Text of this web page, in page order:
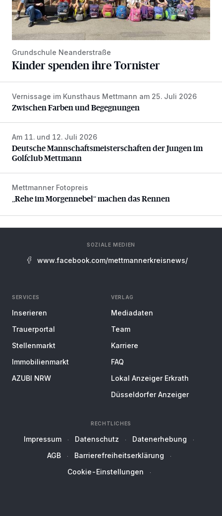
Grundschule Neanderstraße
Kinder spenden ihre Tornister
Zwischen Farben und Begegnungen
Vernissage im Kunsthaus Mettmann am 25. Juli 2026
Zwischen Farben und Begegnungen
Deutsche Mannschaftsmeisterschaften der Jungen im
Am 11. und 12. Juli 2026
Deutsche Mannschaftsmeisterschaften der Jungen im
Golfclub Mettmann
„Rehe im Morgennebel“ machen das Rennen
Mettmanner Fotopreis
„Rehe im Morgennebel“ machen das Rennen
SOZIALE MEDIEN
www.facebook.com/mettmannerkreisnews/
SERVICES
Inserieren
Trauerportal
Stellenmarkt
Immobilienmarkt
AZUBI NRW
VERLAG
Mediadaten
Team
Karriere
FAQ
Lokal Anzeiger Erkrath
Düsseldorfer Anzeiger
RECHTLICHES
Impressum Datenschutz
Datenerhebung
AGB
Barrierefreiheitserklärung
Cookie-Einstellungen